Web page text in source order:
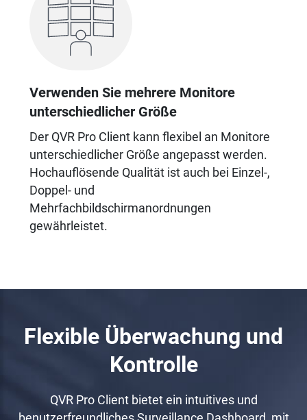
Verwenden Sie mehrere Monitore
unterschiedlicher Größe
Der QVR Pro Client kann flexibel an Monitore
unterschiedlicher Größe angepasst werden.
Hochauflösende Qualität ist auch bei Einzel-,
Doppel- und
Mehrfachbildschirmanordnungen
gewährleistet.
Flexible Überwachung und
Kontrolle
QVR Pro Client bietet ein intuitives und